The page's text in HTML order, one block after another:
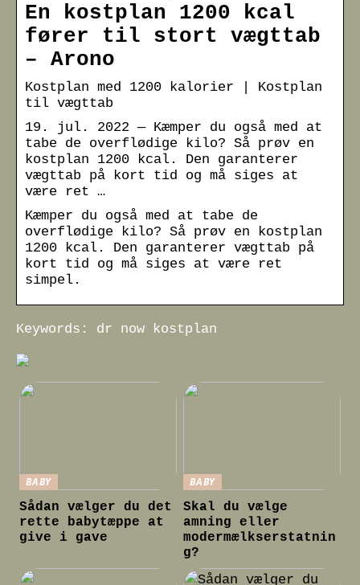
En kostplan 1200 kcal
fører til stort vægttab
– Arono
Kostplan med 1200 kalorier | Kostplan
til vægttab
19. jul. 2022 — Kæmper du også med at
tabe de overflødige kilo? Så prøv en
kostplan 1200 kcal. Den garanterer
vægttab på kort tid og må siges at
være ret …
Kæmper du også med at tabe de
overflødige kilo? Så prøv en kostplan
1200 kcal. Den garanterer vægttab på
kort tid og må siges at være ret
simpel.
Keywords: dr now kostplan
BABY
Sådan vælger du det
rette babytæppe at
give i gave
BABY
Skal du vælge
amning eller
modermælkserstatnin
g?